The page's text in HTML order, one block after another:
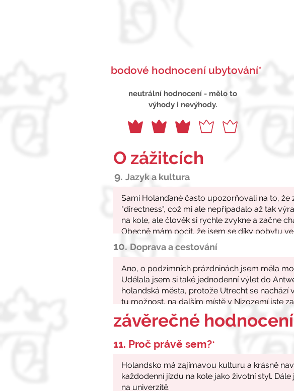
bodové hodnocení ubytování*
neutrální hodnocení - mělo to
výhody i nevýhody.
O zážitcích
9. Jazyk a kultura
10. Doprava a cestování
závěrečné hodnocení
11. Proč právě sem?*